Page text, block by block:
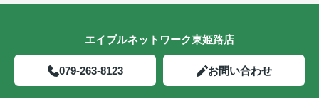
エイブルネットワーク東姫路店
079-263-8123 お問い合わせ